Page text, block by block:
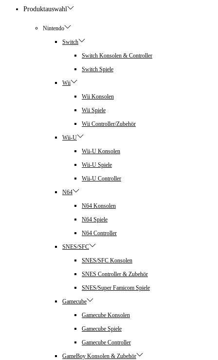
Produktauswahl
Nintendo
Switch
Switch Konsolen & Controller
Switch Spiele
Wii
Wii Konsolen
Wii Spiele
Wii Controller/Zubehör
Wii-U
Wii-U Konsolen
Wii-U Spiele
Wii-U Controller
N64
N64 Konsolen
N64 Spiele
N64 Controller
SNES/SFC
SNES/SFC Konsolen
SNES Controller & Zubehör
SNES/Super Famicom Spiele
Gamecube
Gamecube Konsolen
Gamecube Spiele
Gamecube Controller
GameBoy Konsolen & Zubehör